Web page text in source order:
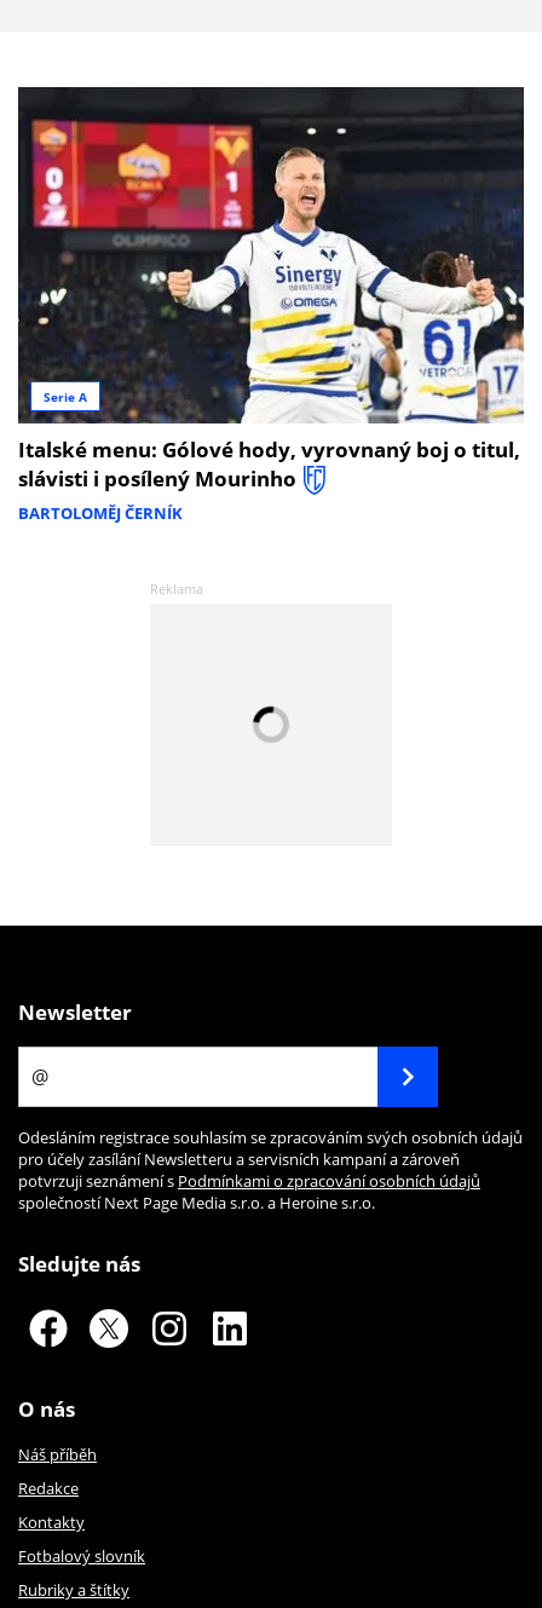
Serie A
Italské menu: Gólové hody, vyrovnaný boj o titul,
slávisti i posílený Mourinho
BARTOLOMĚJ ČERNÍK
Newsletter
Odesláním registrace souhlasím se zpracováním svých osobních údajů
pro účely zasílání Newsletteru a servisních kampaní a zároveň
potvrzuji seznámení s Podmínkami o zpracování osobních údajů
společností Next Page Media s.r.o. a Heroine s.r.o.
Sledujte nás
O nás
Náš příběh
Redakce
Kontakty
Fotbalový slovník
Rubriky a štítky